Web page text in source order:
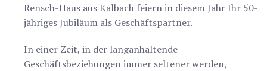
Rensch-Haus aus Kalbach feiern in diesem Jahr Ihr 50-
jähriges Jubiläum als Geschäftspartner.
In einer Zeit, in der langanhaltende
Geschäftsbeziehungen immer seltener werden,